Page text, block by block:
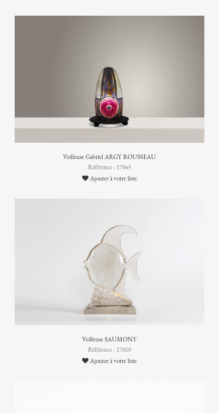
Veilleuse Gabriel ARGY ROUSSEAU
Référence : 17045
Ajouter à votre liste
Veilleuse SAUMONT
Référence : 17010
Ajouter à votre liste